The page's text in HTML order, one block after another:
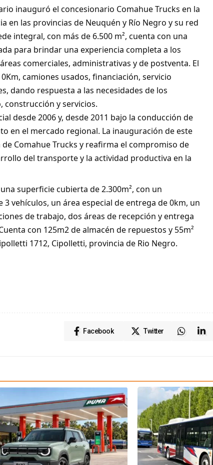
inauguró el concesionario Comahue Trucks en la
en las provincias de Neuquén y Río Negro y su red
integral, con más de 6.500 m², cuenta con una
para brindar una experiencia completa a los
comerciales, administrativas y de postventa. El
camiones usados, financiación, servicio
dando respuesta a las necesidades de los
y servicios.
desde 2006 y, desde 2011 bajo la conducción de
en el mercado regional. La inauguración de este
Comahue Trucks y reafirma el compromiso de
del transporte y la actividad productiva en la
superficie cubierta de 2.300m², con un
vehículos, un área especial de entrega de 0km, un
de trabajo, dos áreas de recepción y entrega
con 125m2 de almacén de repuestos y 55m²
1712, Cipolletti, provincia de Rio Negro.
Facebook Twitter